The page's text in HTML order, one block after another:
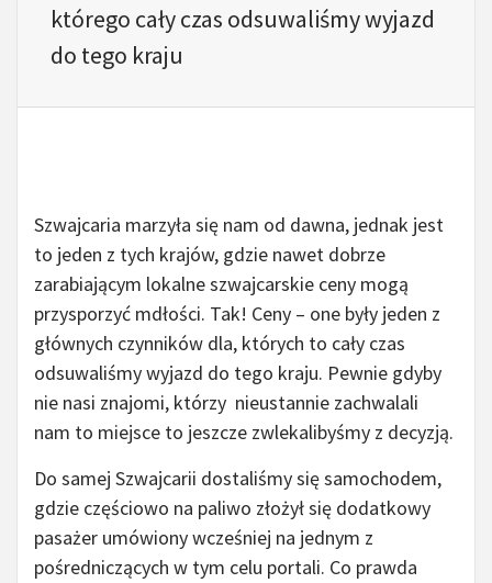
którego cały czas odsuwaliśmy wyjazd
do tego kraju
Szwajcaria marzyła się nam od dawna, jednak jest
to jeden z tych krajów, gdzie nawet dobrze
zarabiającym lokalne szwajcarskie ceny mogą
przysporzyć mdłości. Tak! Ceny – one były jeden z
głównych czynników dla, których to cały czas
odsuwaliśmy wyjazd do tego kraju. Pewnie gdyby
nie nasi znajomi, którzy nieustannie zachwalali
nam to miejsce to jeszcze zwlekalibyśmy z decyzją.
Do samej Szwajcarii dostaliśmy się samochodem,
gdzie częściowo na paliwo złożył się dodatkowy
pasażer umówiony wcześniej na jednym z
pośredniczących w tym celu portali. Co prawda